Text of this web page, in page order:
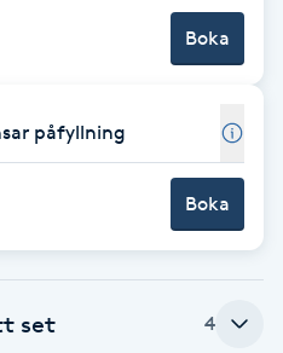
Boka
påfyllning
Boka
set 4